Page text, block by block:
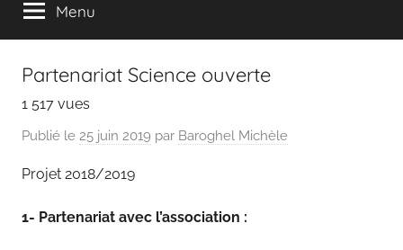
Menu
Partenariat Science ouverte
1 517 vues
Publié le 25 juin 2019 par Baroghel Michèle
Projet 2018/2019
1- Partenariat avec l’association :